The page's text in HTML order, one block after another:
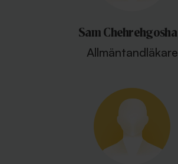
Sam Chehrehgosha
Allmäntandläkare